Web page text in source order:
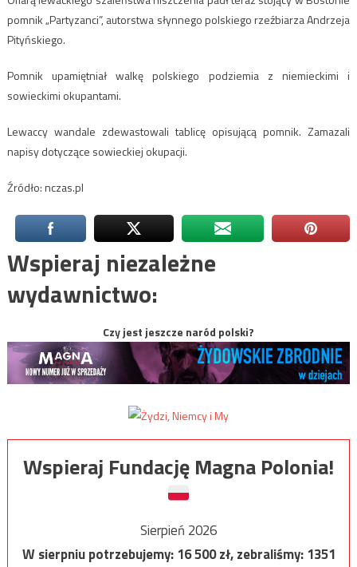
pomnik „Partyzanci”, autorstwa słynnego polskiego rzeźbiarza Andrzeja
Pityńskiego.
Pomnik upamiętniał walkę polskiego podziemia z niemieckimi i
sowieckimi okupantami.
Lewaccy wandale zdewastowali tablicę opisującą pomnik. Zamazali
napisy dotyczące sowieckiej okupacji.
Źródło: nczas.pl
Wspieraj niezależne
wydawnictwo:
Czy jest jeszcze naród polski?
Wspieraj Fundację Magna Polonia!
Sierpień 2026
W sierpniu potrzebujemy:16 500zł, zebraliśmy:1351